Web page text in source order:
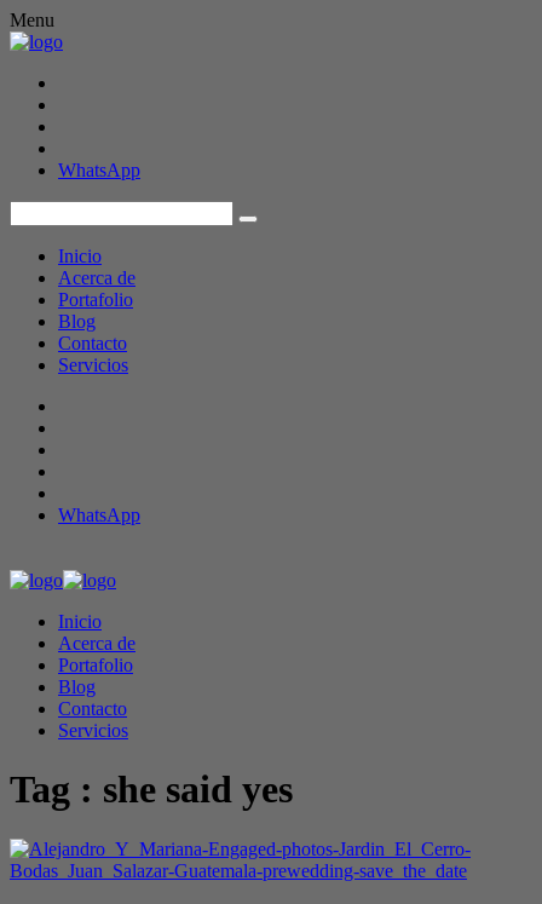
Menu
WhatsApp
Inicio
Acerca de
Portafolio
Blog
Contacto
Servicios
WhatsApp
Inicio
Acerca de
Portafolio
Blog
Contacto
Servicios
Tag : she said yes